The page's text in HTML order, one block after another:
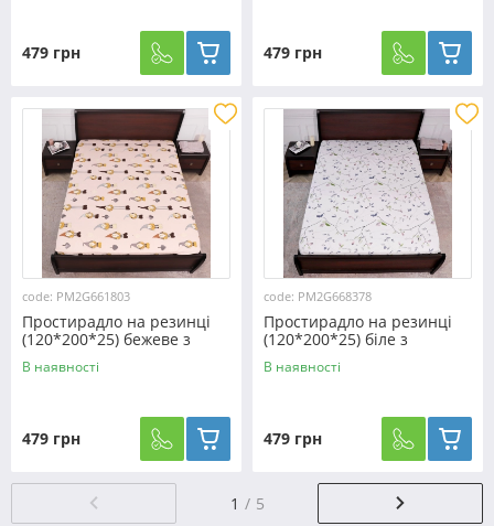
479 грн 479 грн
code: PM2G661803
Простирадло на резинці
(120*200*25) бежеве з
новорічним принтом
№661803
В наявності
479 грн
code: PM2G668378
Простирадло на резинці
(120*200*25) біле з
рослинним принтом
№668378
В наявності
479 грн
1 5